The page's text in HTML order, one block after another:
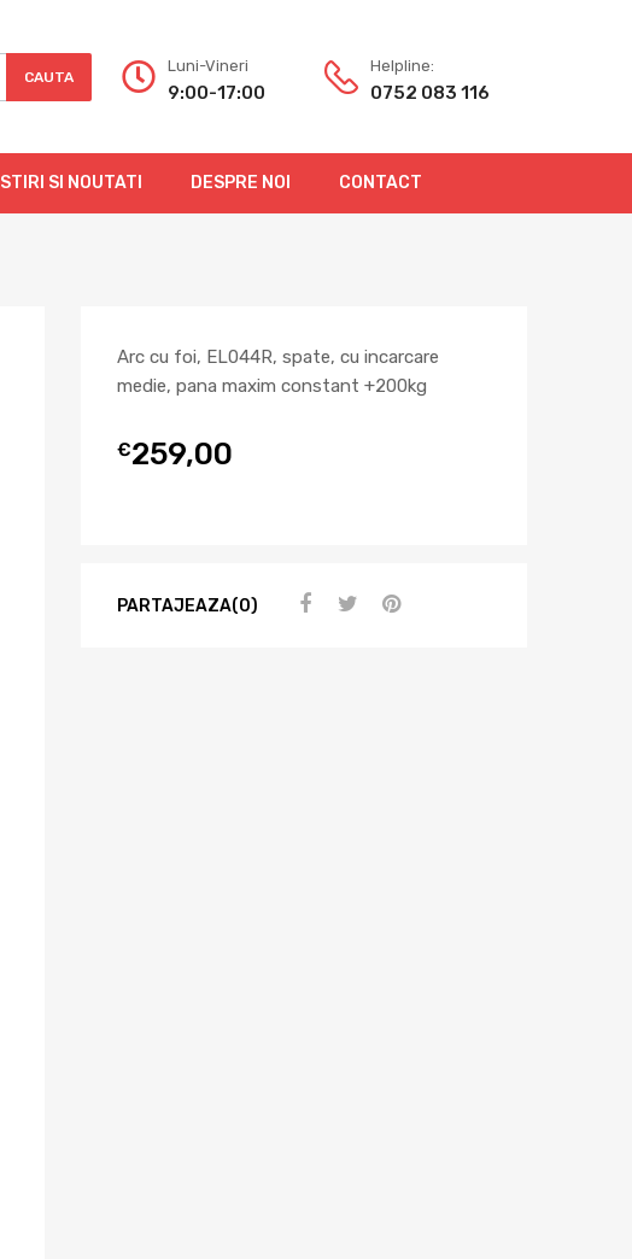
CAUTA
Luni-Vineri
9:00-17:00
Helpline:
0752 083 116
STIRI SI NOUTATI DESPRE NOI CONTACT
Arc cu foi, EL044R, spate, cu incarcare
medie, pana maxim constant +200kg
€259,00
PARTAJEAZA(0)